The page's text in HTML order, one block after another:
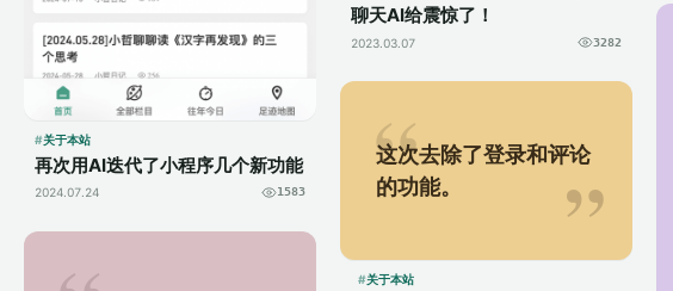
关于本站
再次用AI迭代了小程序几个新功能
2024.07.24 1583
聊天AI给震惊了！
2023.03.07 3282
这次去除了登录和评论
的功能。
关于本站